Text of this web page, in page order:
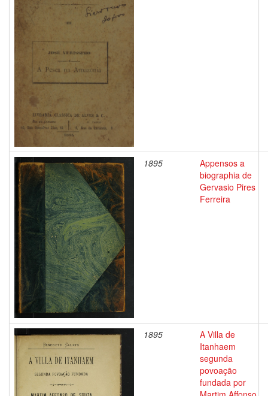
1895
Appensos a
biographia de
Gervasio Pires
Ferreira
1895
A Villa de
Itanhaem
segunda
povoação
fundada por